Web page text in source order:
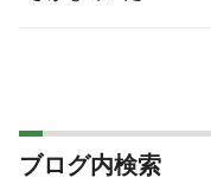
ブログ内検索